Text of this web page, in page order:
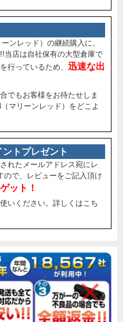
ンレッド）の継続購入に、
当店は自社保有の大型倉庫で
行っているため、 迅速な出
でもお客様をお待たせしま
マリーンレッド）をどこよ
トプレゼント
れたメールアドレス宛にレ
ので、レビューをご記入頂け
ット！
いください。詳しくはこち